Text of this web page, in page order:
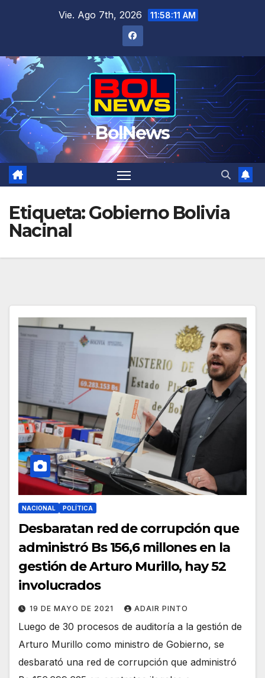
Vie. Ago 7th, 2026 11:58:11 AM
BolNews
Etiqueta:Gobierno Bolivia
Nacinal
NACIONAL POLÍTICA
Desbaratan red de corrupción que
administró Bs 156,6 millones en la
gestión de Arturo Murillo, hay 52
involucrados
19 DE MAYO DE 2021 ADAIR PINTO
Luego de 30 procesos de auditoría a la gestión de
Arturo Murillo como ministro de Gobierno, se
desbarató una red de corrupción que administró